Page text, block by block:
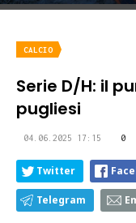
CALCIO
Serie D/H: il
pugliesi
04.06.2025 17:15 0
Twitter
Telegram